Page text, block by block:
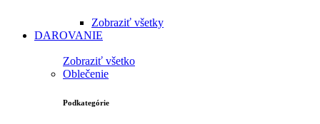
Zobraziť všetky
DAROVANIE
Zobraziť všetko
Oblečenie
Podkategórie